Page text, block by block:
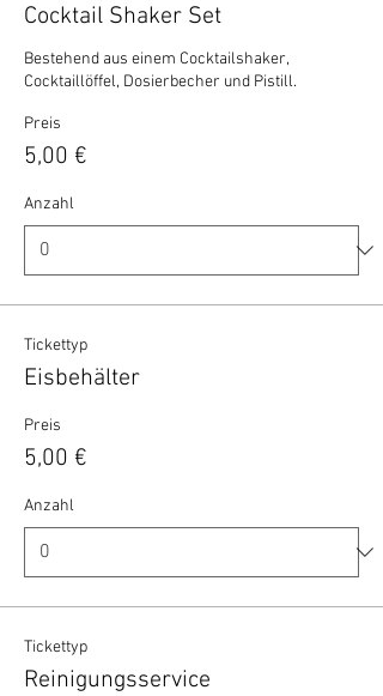
Cocktail Shaker Set
Bestehend aus einem Cocktailshaker,
Cocktaillöffel, Dosierbecher und Pistill.
Preis
5,00 €
Anzahl
Tickettyp
Eisbehälter
Preis
5,00 €
Anzahl
Tickettyp
Reinigungsservice